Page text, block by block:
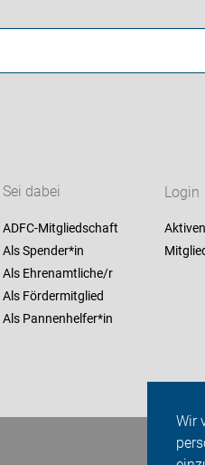
Wir
Sei dabei
ADFC-Mitgliedschaft
Als Spender*in
Als Ehrenamtliche/r
Als Fördermitglied
Als Pannenhelfer*in
Login